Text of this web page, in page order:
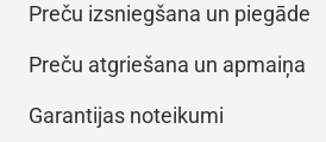
Preču izsniegšana un piegāde
Preču atgriešana un apmaiņa
Garantijas noteikumi